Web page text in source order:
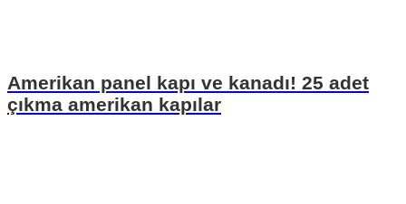
Amerikan panel kapı ve kanadı! 25 adet
çıkma amerikan kapılar